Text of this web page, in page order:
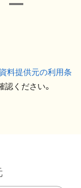
資料提供元の利用条
認ください。